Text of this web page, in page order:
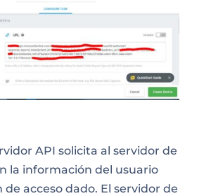
API solicita al servidor de
la información del usuario
de acceso dado. El servidor de